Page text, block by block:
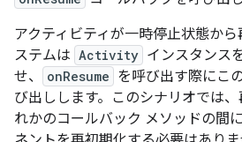
アクティビティが一時停止状態か
ステムは Activity インスタンス
せ、
onResume を呼び出す際にこ
び出しします。このシナリオでは
れかのコールバック メソッドの間